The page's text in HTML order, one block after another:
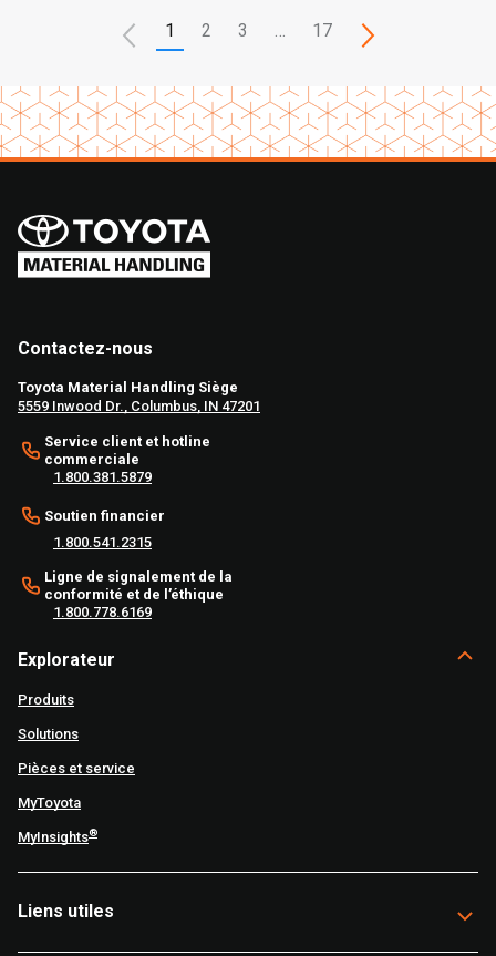
1 2 3 17
Contactez-nous
Toyota Material Handling Siège
5559 Inwood Dr., Columbus, IN 47201
Service client et hotline
commerciale
1.800.381.5879
Soutien financier
1.800.541.2315
Ligne de signalement de la
conformité et de l’éthique
1.800.778.6169
Explorateur
Produits
Solutions
Pièces et service
MyToyota
MyInsights®
Liens utiles